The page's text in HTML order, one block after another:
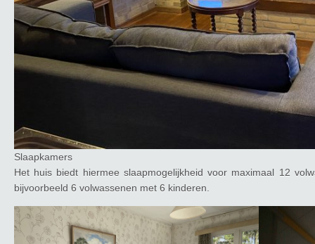
Slaapkamers
Het huis biedt hiermee slaapmogelijkheid voor maximaal 12
bijvoorbeeld 6 volwassenen met 6 kinderen.